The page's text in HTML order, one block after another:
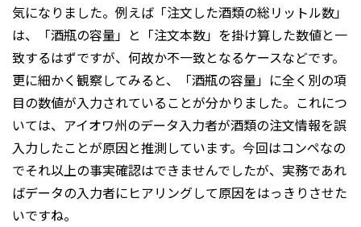
気になりました。例えば「注文した酒類の総リットル数」
は、「酒瓶の容量」と「注文本数」を掛け算した数値と一
致するはずですが、何故か不一致となるケースなどです。
更に細かく観察してみると、「酒瓶の容量」に全く別の項
目の数値が入力されていることが分かりました。これにつ
いては、アイオワ州のデータ入力者が酒類の注文情報を誤
入力したことが原因と推測しています。今回はコンペなの
でそれ以上の事実確認はできませんでしたが、実務であれ
ばデータの入力者にヒアリングして原因をはっきりさせた
いですね。